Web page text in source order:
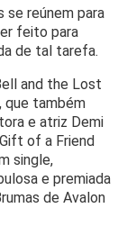
se reúnem para
feito para
de tal tarefa.
and the Lost
que também
e atriz Demi
of a Friend
single,
e premiada
de Avalon